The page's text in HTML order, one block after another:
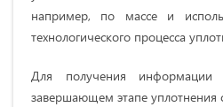
например, по массе и
технологического процесса
Для получения
завершающем этапе уплотнения